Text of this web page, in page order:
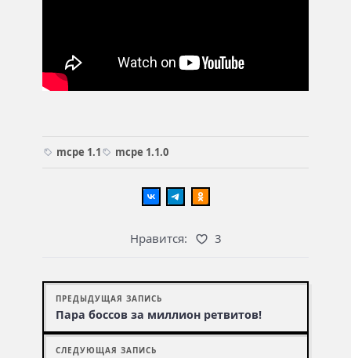
mcpe 1.1 mcpe 1.1.0
Нравится: 3
ПРЕДЫДУЩАЯ ЗАПИСЬ
Пара боссов за миллион ретвитов!
СЛЕДУЮЩАЯ ЗАПИСЬ